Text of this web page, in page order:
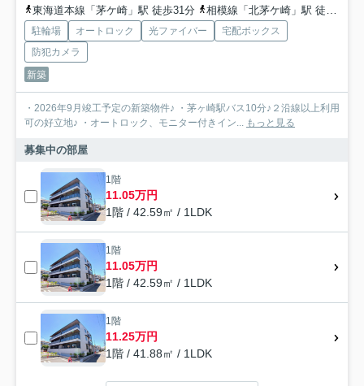
東海道本線「茅ケ崎」駅 徒歩31分
相模線「北茅ケ崎」駅 徒歩26分
駐輪場 オートロック 光ファイバー
宅配ボックス
防犯カメラ
新築
・2026年9月竣工予定の新築物件♪ ・茅ヶ崎駅バス10分♪２沿線以上利用
可の好立地♪ ・オートロック、モニター付きイン... もっと見る
募集中の部屋
1階
11.05万円
1階 / 42.59㎡ / 1LDK
1階
11.05万円
1階 / 42.59㎡ / 1LDK
1階
11.25万円
1階 / 41.88㎡ / 1LDK